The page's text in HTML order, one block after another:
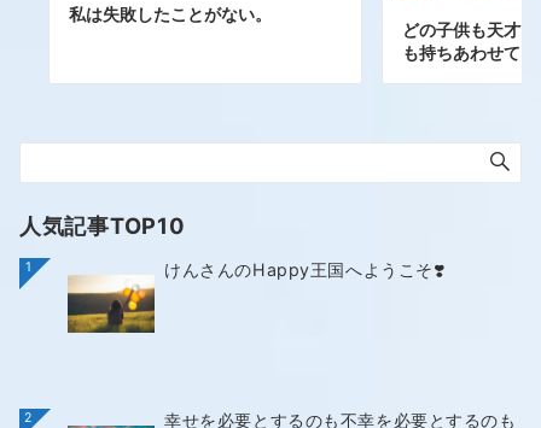
私は失敗したことがない。
どの子供も天才
も持ちあわせて
人気記事TOP10
1 けんさんのHappy王国へようこそ❣️
2
幸せを必要とするのも不幸を必要とするのも